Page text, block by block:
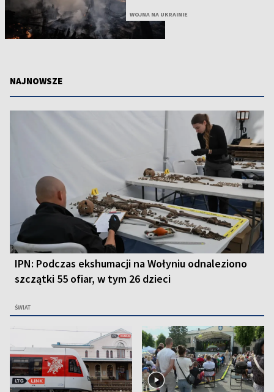
WOJNA NA UKRAINIE
NAJNOWSZE
IPN: Podczas ekshumacji na Wołyniu odnaleziono
szczątki 55 ofiar, w tym 26 dzieci
ŚWIAT